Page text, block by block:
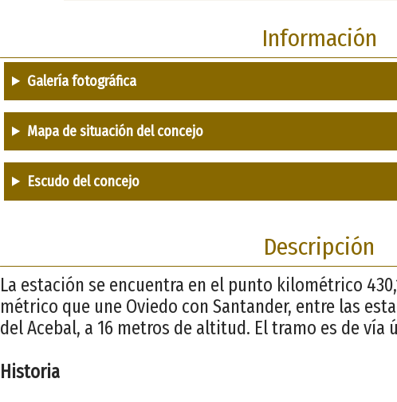
Información
Galería fotográfica
Mapa de situación del concejo
Escudo del concejo
Descripción
La estación se encuentra en el punto kilométrico
métrico que une Oviedo con Santander, entre las
del Acebal, a 16 metros de altitud. El tramo es de vía
Historia